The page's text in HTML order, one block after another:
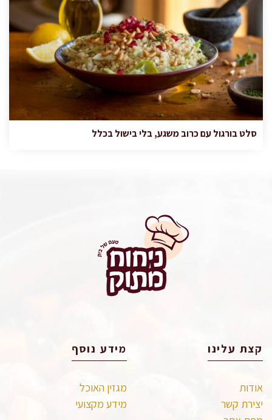
סלט בורגול עם כרוב משגע, בלי בישול בכלל
קצת עלינו
אודות
יצירת קשר
מידע נוסף
מגזין האוכל
מידע מקצועי